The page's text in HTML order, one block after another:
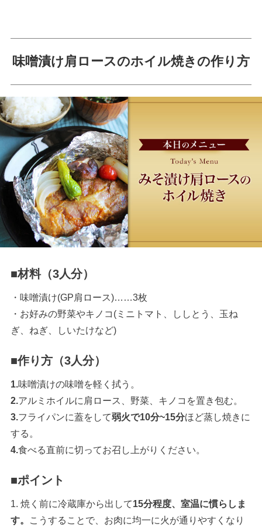
味噌漬け肩ロースのホイル焼きの作り方
■材料（3人分）
・味噌漬け(GP肩ロース)……3枚
・お好みの野菜やキノコ(ミニトマト、ししとう、玉ね
ぎ、ねぎ、しいたけなど)
■作り方（3人分）
1.味噌漬けの味噌を軽く拭う。
2.アルミホイルに肩ロース、野菜、キノコを置き包む。
3.フライパンに蓋をして弱火で10分~15分ほど蒸し焼きに
する。
4.食べる直前に切ってお召し上がりください。
■ポイント
1. 焼く前に冷蔵庫から出して15分程度、室温に慣らしま
す。
こうすることで、お肉に均一に火が通りやすくなり